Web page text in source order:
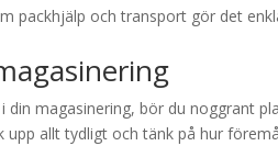
packhjälp och transport gör det
magasinering, bör du noggrant
upp allt tydligt och tänk på hur